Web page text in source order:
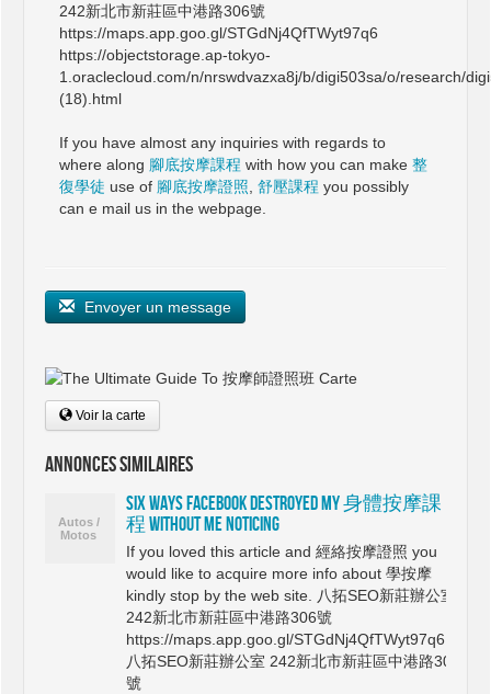
242新北市新莊區中港路306號
https://maps.app.goo.gl/STGdNj4QfTWyt97q6
https://objectstorage.ap-tokyo-
1.oraclecloud.com/n/nrswdvazxa8j/b/digi503sa/o/research/
(18).html
If you have almost any inquiries with regards to
where along 腳底按摩課程 with how you can make 整
復學徒 use of 腳底按摩證照 舒壓課程 you possibly
can e mail us in the webpage.
Envoyer un message
Voir la carte
Annonces similaires
Six Ways Facebook Destroyed My 身體按摩課
程 Without Me Noticing
If you loved this article and 經絡按摩證照 you
would like to acquire more info about 學按摩
kindly stop by the web site. 八拓SEO新莊辦公室
242新北市新莊區中港路306號
https://maps.app.goo.gl/STGdNj4QfTWyt97q6
八拓SEO新莊辦公室 242新北市新莊區中港路306
號